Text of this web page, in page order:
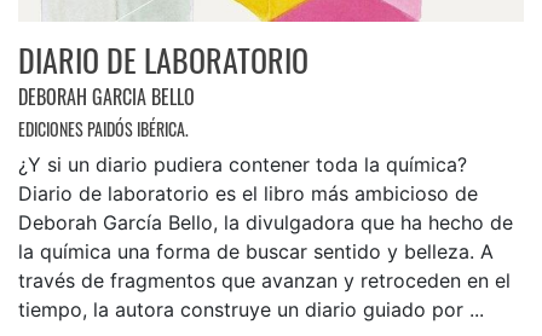
DIARIO DE LABORATORIO
DEBORAH GARCIA BELLO
EDICIONES PAIDÓS IBÉRICA.
¿Y si un diario pudiera contener toda la química?
Diario de laboratorio es el libro más ambicioso de
Deborah García Bello, la divulgadora que ha hecho de
la química una forma de buscar sentido y belleza. A
través de fragmentos que avanzan y retroceden en el
tiempo, la autora construye un diario guiado por ...